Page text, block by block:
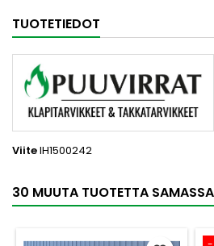
TUOTETIEDOT
ViiteIH1500242
30 MUUTA TUOTETTA